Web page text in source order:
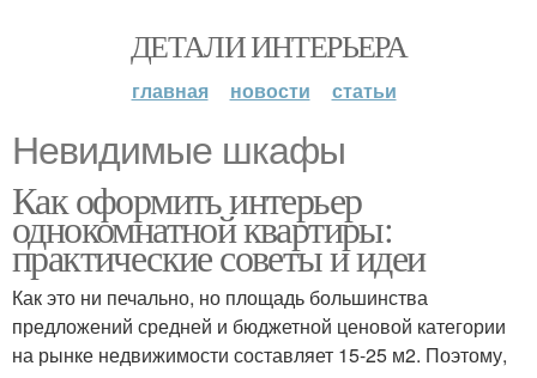
ДЕТАЛИ ИНТЕРЬЕРА
главная новости статьи
Невидимые шкафы
Как оформить интерьер
однокомнатной квартиры:
практические советы и идеи
Как это ни печально, но площадь большинства
предложений средней и бюджетной ценовой категории
на рынке недвижимости составляет 15-25 м2. Поэтому,